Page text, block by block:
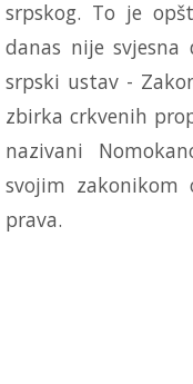
srpskog. To je
danas nije
srpski ustav -
zbirka crkvenih
nazivani
svojim zakonikom
prava.